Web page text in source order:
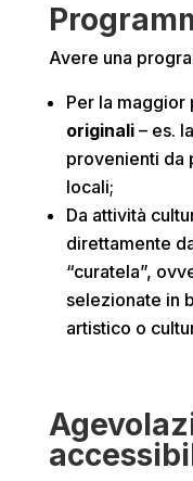
Avere una
Per la maggior
originali – es.
provenienti da
locali;
Da attività
direttamente
“curatela”,
selezionate in
artistico o